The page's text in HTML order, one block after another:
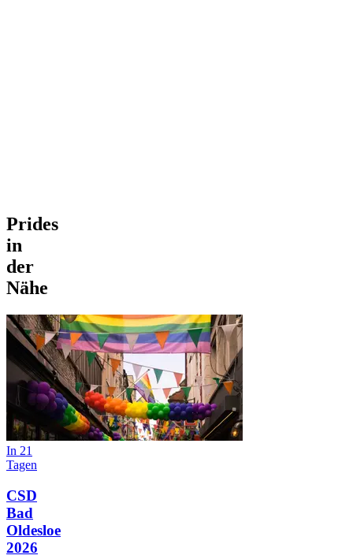
Prides
in
der
Nähe
In 21
Tagen
CSD
Bad
Oldesloe
2026